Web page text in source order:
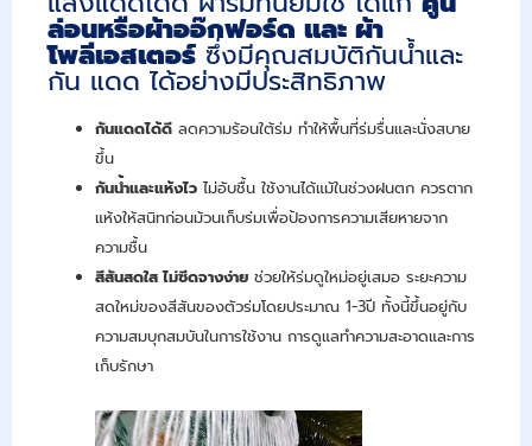
ล่อนหรือผ้าออ๊กฟอร์ด และ ผ้า
โพลีเอสเตอร์ ซึ่งมีคุณสมบัติกันน้ำและ
กัน แดด ได้อย่างมีประสิทธิภาพ
กันแดดได้ดี ลดความร้อนใต้ร่ม ทำให้พื้นที่ร่มรื่นและนั่งสบาย
ขึ้น
กันน้ำและแห้งไว ไม่อับชื้น ใช้งานได้แม้ในช่วงฝนตก ควรตาก
แห้งให้สนิทก่อนม้วนเก็บร่มเพื่อป้องการความเสียหายจาก
ความชื้น
สีสันสดใส ไม่ซีดจางง่าย ช่วยให้ร่มดูใหม่อยู่เสมอ ระยะความ
สดใหม่ของสีสันของตัวร่มโดยประมาณ 1-3ปี ทั้งนี้ขึ้นอยู่กับ
ความสมบุกสมบันในการใช้งาน การดูแลทำความสะอาดและการ
เก็บรักษา